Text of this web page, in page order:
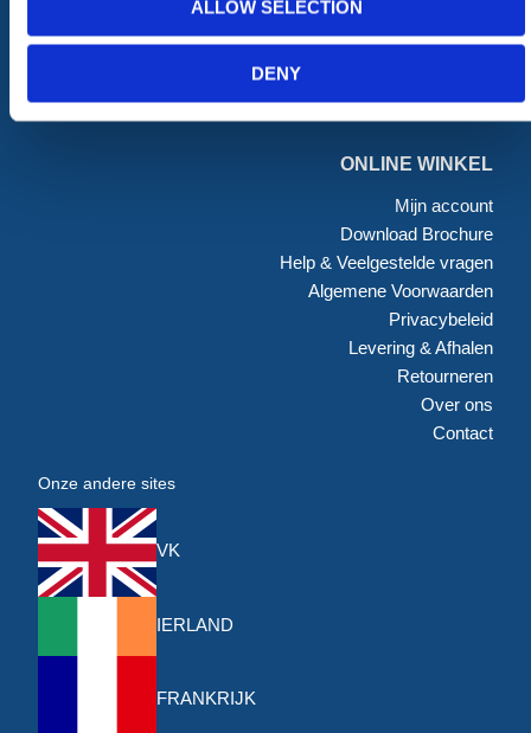
ALLOW SELECTION
DENY
Grondwerken Beschoeiing
Geotechniek
Straatmeubilair
Tuin
Hout Producten
ONLINE WINKEL
Mijn account
Download Brochure
Help & Veelgestelde vragen
Algemene Voorwaarden
Privacybeleid
Levering & Afhalen
Retourneren
Over ons
Contact
Onze andere sites
VK
IERLAND
FRANKRIJK